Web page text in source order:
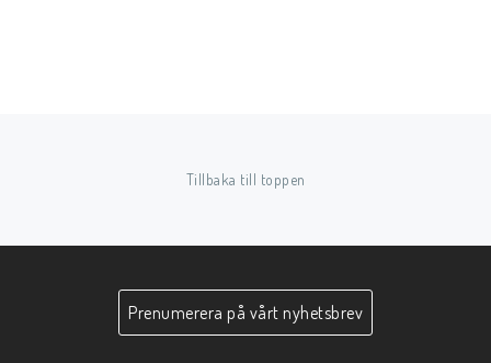
Tillbaka till toppen
Prenumerera på vårt nyhetsbrev